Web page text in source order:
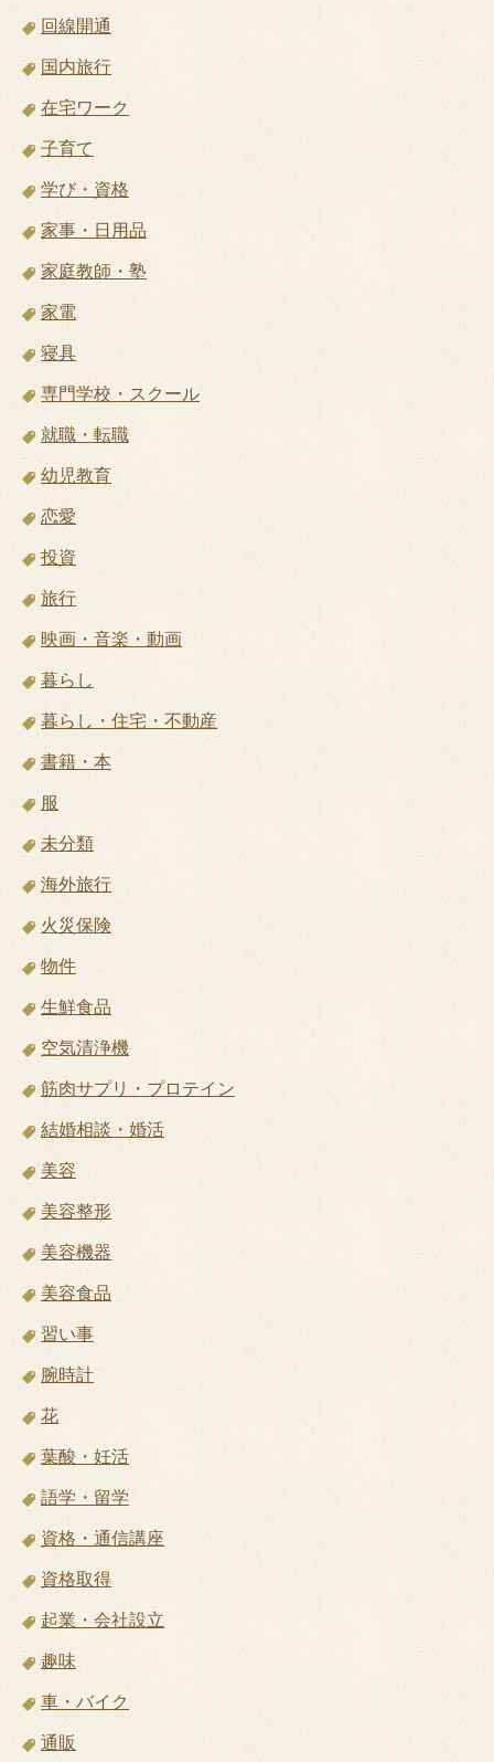
回線開通
国内旅行
在宅ワーク
子育て
学び・資格
家事・日用品
家庭教師・塾
家電
寝具
専門学校・スクール
就職・転職
幼児教育
恋愛
投資
旅行
映画・音楽・動画
暮らし
暮らし・住宅・不動産
書籍・本
服
未分類
海外旅行
火災保険
物件
生鮮食品
空気清浄機
筋肉サプリ・プロテイン
結婚相談・婚活
美容
美容整形
美容機器
美容食品
習い事
腕時計
花
葉酸・妊活
語学・留学
資格・通信講座
資格取得
起業・会社設立
趣味
車・バイク
通販